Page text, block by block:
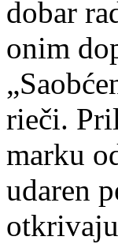
dobar
onim
rieči.
marku
udaren